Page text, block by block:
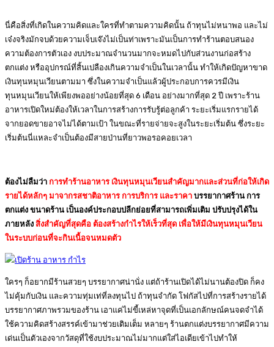
นี่คือสิ่งที่เกิดในความคิดและใครที่ทำตามความคิดนั้น ถ้าทุนไม่หนาพอ และไม่
เจ๋งจริงมักจบด้วยความเจ็บเจ๊งไม่เป็นท่าเพราะมันเป็นการทำร้านตอบสนอง
ความต้องการตัวเอง งบประมาณจำนวนมากจะหมดไปกับส่วนงานก่อสร้าง
ตกแต่ง หรืออุปกรณ์ที่สิ้นเปลืองเกินความจำเป็นในเวลานั้น ทำให้เกิดปัญหาขาด
เงินทุนหมุนเวียนตามมา ซึ่งในความจำเป็นแล้วผู้ประกอบการควรมีเงิน
ทุนหมุนเวียนให้เพียงพออย่างน้อยที่สุด 6 เดือน อย่างมากที่สุด 2 ปี เพราะร้าน
อาหารเปิดใหม่ต้องให้เวลาในการสร้างการรับรู้ต่อลูกค้า ระยะเริ่มแรกรายได้
จากยอดขายอาจไม่ได้ตามเป้า ในขณะที่รายจ่ายจะสูงในระยะเริ่มต้น ซึ่งระยะ
เริ่มต้นนี่แหละจำเป็นต้องมีสายป่านที่ยาวพอรอคอยเวลา
ต้องไม่ลืมว่า การทำร้านอาหาร เงินทุนหมุนเวียนสำคัญมากและส่วนที่ก่อให้เกิด
รายได้หลักๆ มาจากรสชาติอาหาร การบริการ และราคา บรรยากาศร้าน การ
ตกแต่ง ขนาดร้าน เป็นองค์ประกอบปลีกย่อยที่สามารถเพิ่มเติม ปรับปรุงได้ใน
ภายหลัง สิ่งสำคัญที่สุดคือ ต้องสร้างกำไรให้เร็วที่สุด เพื่อให้มีเงินทุนหมุนเวียน
ในระบบก่อนที่จะกินเนื้อจนหมดตัว
ใครๆ ก็อยากมีร้านสวยๆ บรรยากาศน่านั่ง แต่ถ้าร้านเปิดได้ไม่นานต้องปิด ก็คง
ไม่คุ้มกับเงิน และความทุ่มเท่ที่ลงทุนไป ถ้าทุนจำกัด โฟกัสไปที่การสร้างรายได้
บรรยากาศภาพรวมของร้าน เอาแค่ไม่ขี้เหล่หาจุดที่เป็นเอกลักษณ์คนจดจำได้
ใช้ความคิดสร้างสรรค์เข้ามาช่วยเติมเต็ม หลายๆ ร้านตกแต่งบรรยากาศมีความ
เด่นเป็นตัวเองจากวัสดุที่ใช้งบประมาณไม่มากแต่ใส่ไอเดียเข้าไปทำให้